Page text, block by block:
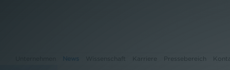
News Wissenschaft Karriere Pressebereich